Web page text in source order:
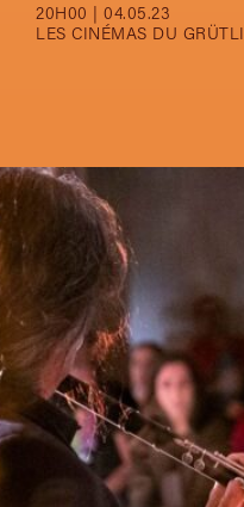
20H00 | 04.05.23
LES CINÉMAS DU GRÜTLI